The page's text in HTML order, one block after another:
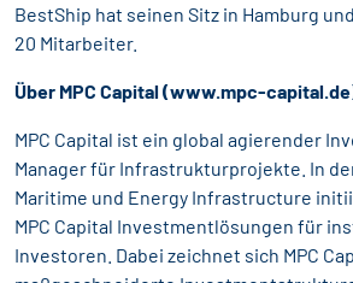
BestShip hat seinen Sitz in Hamburg
20 Mitarbeiter.
Über MPC Capital (www.mpc-capital.de
MPC Capital ist ein global agierender
Manager für Infrastrukturprojekte. In
Maritime und Energy Infrastructure
MPC Capital Investmentlösungen für
Investoren. Dabei zeichnet sich MPC